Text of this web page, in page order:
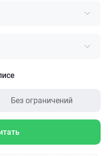
Без ограничений